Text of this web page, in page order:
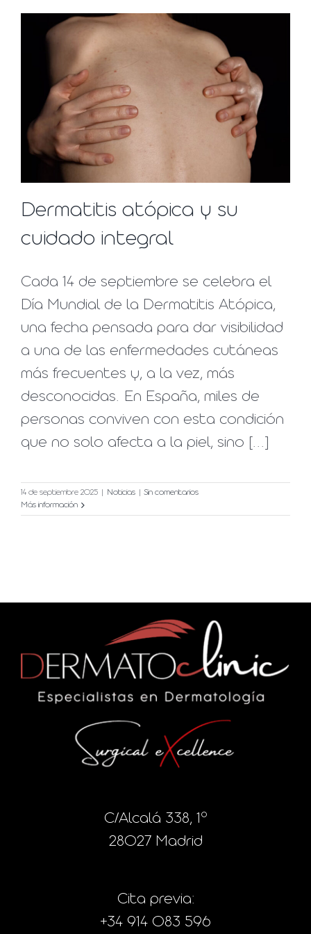
Dermatitis atópica y su
cuidado integral
Cada 14 de septiembre se celebra el
Día Mundial de la Dermatitis Atópica,
una fecha pensada para dar visibilidad
a una de las enfermedades cutáneas
más frecuentes y, a la vez, más
desconocidas. En España, miles de
personas conviven con esta condición
que no solo afecta a la piel, sino [...]
14 de septiembre 2025 Noticias
Sin comentarios
Más información
C/Alcalá 338, 1º
28027 Madrid
Cita previa:
+34 914 083 596